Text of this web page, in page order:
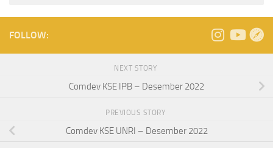
FOLLOW:
NEXT STORY
Comdev KSE IPB – Desember 2022
PREVIOUS STORY
Comdev KSE UNRI – Desember 2022